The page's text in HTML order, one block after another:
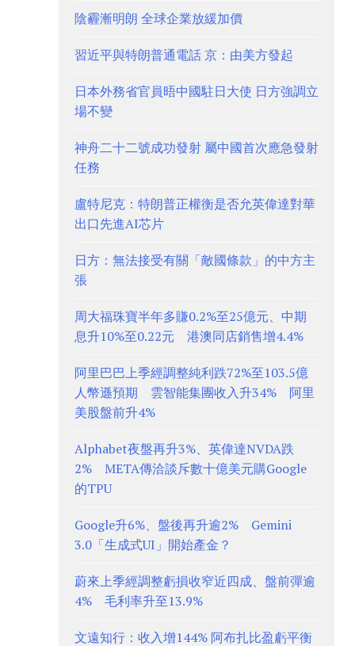
陰霾漸明朗 全球企業放緩加價
習近平與特朗普通電話 京：由美方發起
日本外務省官員晤中國駐日大使 日方強調立
場不變
神舟二十二號成功發射 屬中國首次應急發射
任務
盧特尼克：特朗普正權衡是否允英偉達對華
出口先進AI芯片
日方：無法接受有關「敵國條款」的中方主
張
周大福珠寶半年多賺0.2%至25億元、中期
息升10%至0.22元 港澳同店銷售增4.4%
阿里巴巴上季經調整純利跌72%至103.5億
人幣遜預期 雲智能集團收入升34% 阿里
美股盤前升4%
Alphabet夜盤再升3%、英偉達NVDA跌
2% META傳洽談斥數十億美元購Google
的TPU
Google升6%、盤後再升逾2% Gemini
3.0「生成式UI」開始產金？
蔚來上季經調整虧損收窄近四成、盤前彈逾
4% 毛利率升至13.9%
文遠知行：收入增144% 阿布扎比盈虧平衡